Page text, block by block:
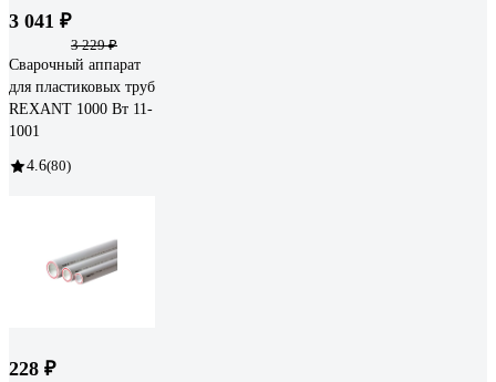
3 041 ₽
3 229 ₽
Сварочный аппарат
для пластиковых труб
REXANT 1000 Вт 11-
1001
4.6(80)
228 ₽